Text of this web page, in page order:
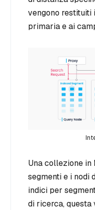
vengono restituiti
primaria e ai
Una collezione in
segmenti e i nodi
indici per
di ricerca, questa